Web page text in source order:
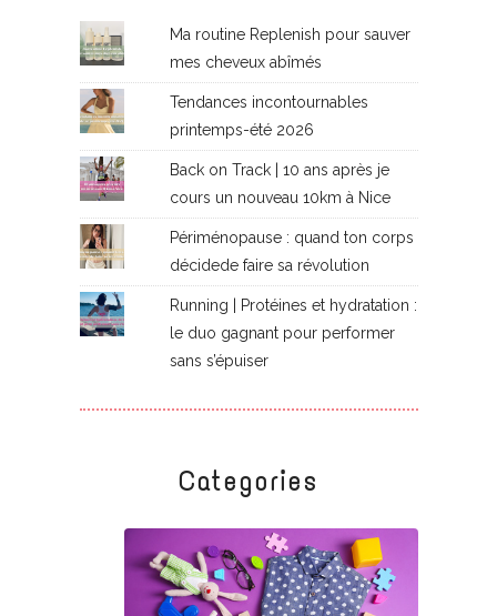
Ma routine Replenish pour sauver
mes cheveux abîmés
Tendances incontournables
printemps-été 2026
Back on Track | 10 ans après je
cours un nouveau 10km à Nice
Périménopause : quand ton corps
décidede faire sa révolution
Running | Protéines et hydratation :
le duo gagnant pour performer
sans s’épuiser
Categories